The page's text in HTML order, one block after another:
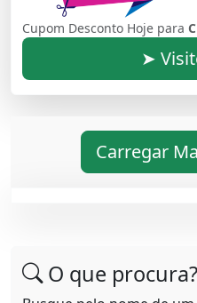
Cupom Desconto Hoje para
➤
Carregar
O que procura?